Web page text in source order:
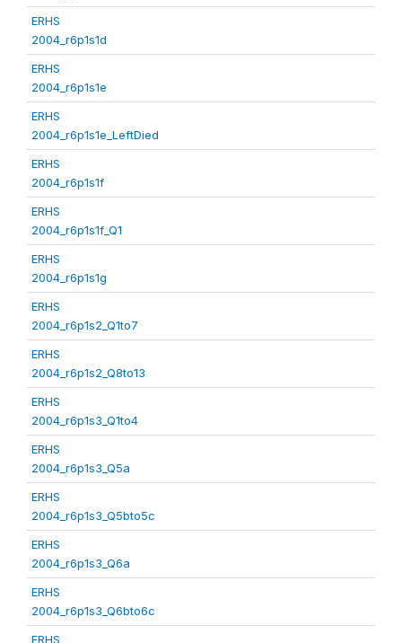
ERHS
2004_r6p1s1d
ERHS
2004_r6p1s1e
ERHS
2004_r6p1s1e_LeftDied
ERHS
2004_r6p1s1f
ERHS
2004_r6p1s1f_Q1
ERHS
2004_r6p1s1g
ERHS
2004_r6p1s2_Q1to7
ERHS
2004_r6p1s2_Q8to13
ERHS
2004_r6p1s3_Q1to4
ERHS
2004_r6p1s3_Q5a
ERHS
2004_r6p1s3_Q5bto5c
ERHS
2004_r6p1s3_Q6a
ERHS
2004_r6p1s3_Q6bto6c
ERHS